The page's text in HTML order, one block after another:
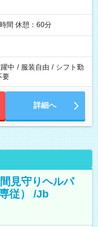
間 休憩：60分
中 / 服装自由 / シフト勤
要
詳細へ
見守りヘルパ
従） /Jb